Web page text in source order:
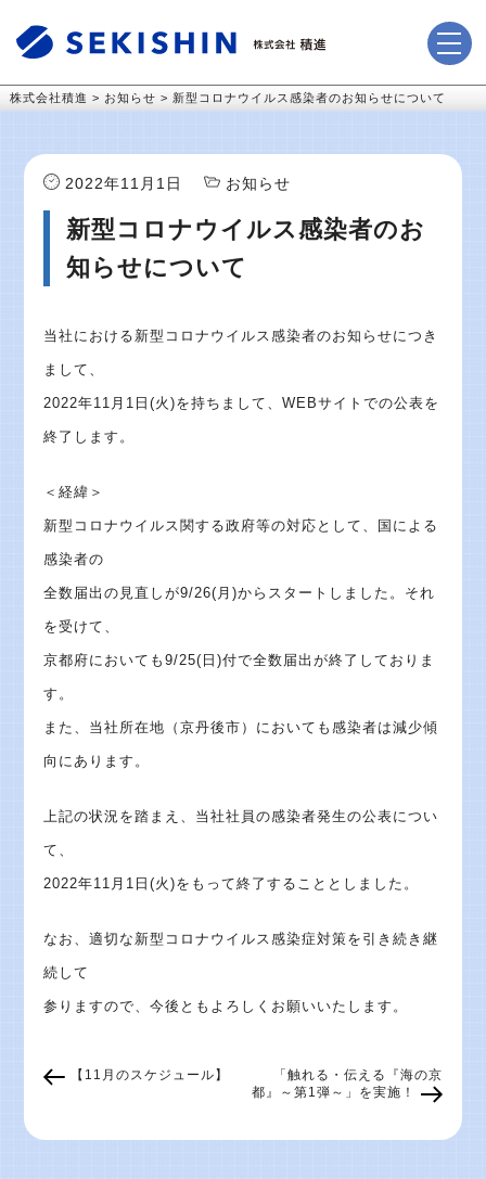
株式会社積進 > お知らせ > 新型コロナウイルス感染者のお知らせについて
2022年11月1日 お知らせ
新型コロナウイルス感染者のお
知らせについて
当社における新型コロナウイルス感染者のお知らせにつき
まして、
2022年11月1日(火)を持ちまして、WEBサイトでの公表を
終了します。
＜経緯＞
新型コロナウイルス関する政府等の対応として、国による
感染者の
全数届出の見直しが9/26(月)からスタートしました。それ
を受けて、
京都府においても9/25(日)付で全数届出が終了しておりま
す。
また、当社所在地（京丹後市）においても感染者は減少傾
向にあります。
上記の状況を踏まえ、当社社員の感染者発生の公表につい
て、
2022年11月1日(火)をもって終了することとしました。
なお、適切な新型コロナウイルス感染症対策を引き続き継
続して
参りますので、今後ともよろしくお願いいたします。
【11月のスケジュール】
「触れる・伝える『海の京
都』～第1弾～」を実施！